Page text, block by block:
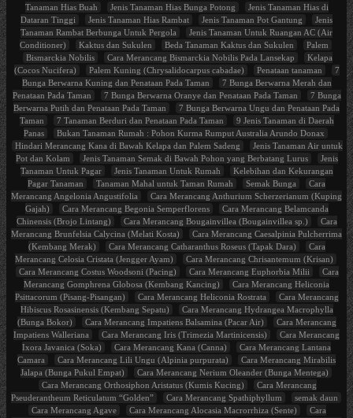
Tanaman Hias Buah
Jenis Tanaman Hias Bunga Potong
Jenis Tanaman Hias di
Dataran Tinggi
Jenis Tanaman Hias Rambat Jenis Tanaman Pot Gantung
Jenis
Tanaman Rambat Berbunga Untuk Pergola
Jenis Tanaman Untuk Ruangan AC (Air
Conditioner)
Kaktus dan Sukulen Beda Tanaman Kaktus dan Sukulen
Palem
Bismarckia Nobilis
Cara Merancang Bismarckia Nobilis Pada Lansekap
Kelapa
(Cocos Nucifera)
Palem Kuning (Chrysalidocarpus cabadae) Penataan tanaman
7
Bunga Berwarna Kuning dan Penataan Pada Taman
7 Bunga Berwarna Merah dan
Penataan Pada Taman
7 Bunga Berwarna Oranye dan Penataan Pada Taman
7 Bunga
Berwarna Putih dan Penataan Pada Taman
7 Bunga Berwarna Ungu dan Penataan Pada
Taman
7 Tanaman Berduri dan Penataan Pada Taman
9 Jenis Tanaman di Daerah
Panas
Bukan Tanaman Rumah : Pohon Kurma Rumput Australia Arundo Donax
Hindari Merancang Kana di Bawah Kelapa dan Palem Sadeng
Jenis Tanaman Air untuk
Pot dan Kolam
Jenis Tanaman Semak di Bawah Pohon yang Berbatang Lurus
Jenis
Tanaman Untuk Pagar
Jenis Tanaman Untuk Rumah
Kelebihan dan Kekurangan
Pagar Tanaman
Tanaman Mahal untuk Taman Rumah Semak Bunga
Cara
Merancang Angelonia Angustifolia
Cara Merancang Anthurium Scherzerianum (Kuping
Gajah)
Cara Merancang Begonia Semperflorens
Cara Merancang Belamcanda
Chinensis (Brojo Lintang)
Cara Merancang Bougainvillea (Bougainvillea sp.)
Cara
Merancang Brunfelsia Calycina (Melati Kosta)
Cara Merancang Caesalpinia Pulcherrima
(Kembang Merak)
Cara Merancang Catharanthus Roseus (Tapak Dara)
Cara
Merancang Celosia Cristata (Jengger Ayam)
Cara Merancang Chrisantemum (Krisan)
Cara Merancang Costus Woodsoni (Pacing)
Cara Merancang Euphorbia Milii
Cara
Merancang Gomphrena Globosa (Kembang Kancing)
Cara Merancang Heliconia
Psittacorum (Pisang-Pisangan)
Cara Merancang Heliconia Rostrata
Cara Merancang
Hibiscus Rosasinensis (Kembang Sepatu)
Cara Merancang Hydrangea Macrophylla
(Bunga Bokor)
Cara Merancang Impatiens Balsamina (Pacar Air)
Cara Merancang
Impatiens Walleriana
Cara Merancang Iris (Trimezia Martinicensis)
Cara Merancang
Ixora Javanica (Soka)
Cara Merancang Kana (Canna)
Cara Merancang Lantana
Camara
Cara Merancang Lili Ungu (Alpinia purpurata)
Cara Merancang Mirabilis
Jalapa (Bunga Pukul Empat)
Cara Merancang Nerium Oleander (Bunga Mentega)
Cara Merancang Orthosiphon Aristatus (Kumis Kucing)
Cara Merancang
Pseuderantheum Reticulatum “Golden”
Cara Merancang Spathiphyllum
semak daun
Cara Merancang Agave
Cara Merancang Alocasia Macrorrhiza (Sente) Cara